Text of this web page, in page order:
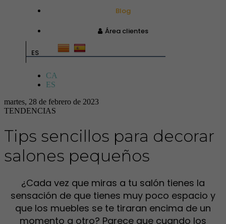
Blog
Área clientes
ES
CA
ES
martes, 28 de febrero de 2023
TENDENCIAS
Tips sencillos para decorar
salones pequeños
¿Cada vez que miras a tu salón tienes la
sensación de que tienes muy poco espacio y
que los muebles se te tiraran encima de un
momento a otro? Parece que cuando los